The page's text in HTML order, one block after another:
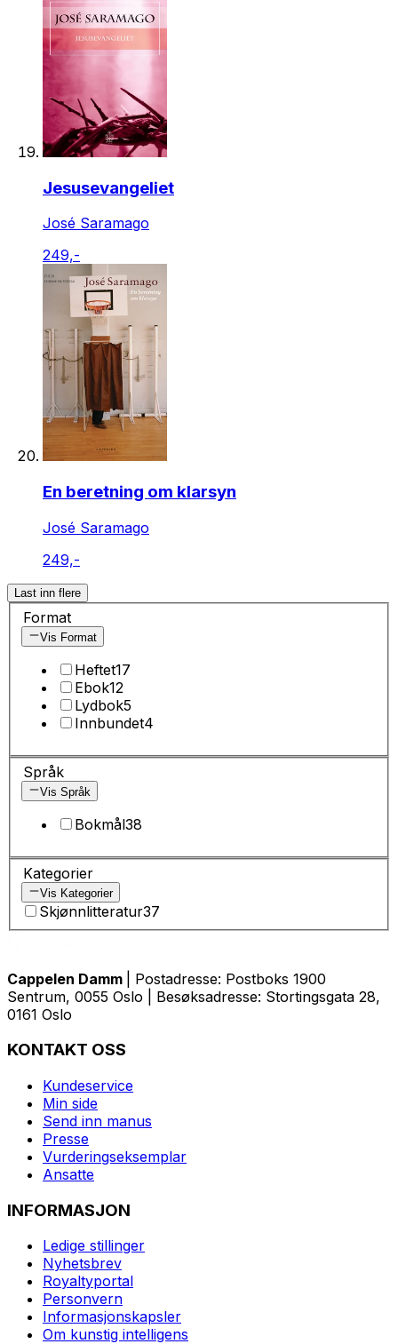
Jesusevangeliet
José Saramago
249,-
En beretning om klarsyn
José Saramago
249,-
Last inn flere
Format
Vis Format
Heftet17
Ebok12
Lydbok5
Innbundet4
Språk
Vis Språk
Bokmål38
Kategorier
Vis Kategorier
Skjønnlitteratur37
Cappelen Damm
| Postadresse: Postboks 1900
Sentrum, 0055 Oslo | Besøksadresse: Stortingsgata 28,
0161 Oslo
KONTAKT OSS
Kundeservice
Min side
Send inn manus
Presse
Vurderingseksemplar
Ansatte
INFORMASJON
Ledige stillinger
Nyhetsbrev
Royaltyportal
Personvern
Informasjonskapsler
Om kunstig intelligens